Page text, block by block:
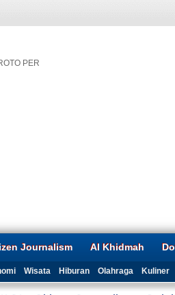
PER
Journalism Al Khidmah
Wisata Hiburan Olahraga Kuliner